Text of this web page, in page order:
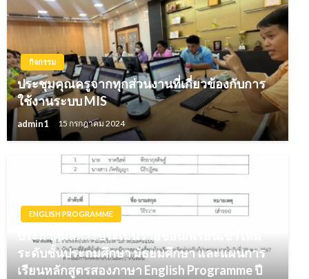
กิจกรรม
ประชุมคุณครูจากทุกส่วนงานที่เกี่ยวข้องกับการ
ใช้งานระบบ MIS
admin1 15 กรกฎาคม 2024
ENGLISH PROGRAMME
ประกาศผลการประเมินรายชื่อนักเรียนเข้าใหม่
ระดับชั้นประถมศึกษา มัธยมศึกษา และแผนการ
เรียนหลักสูตรสองภาษา English Programme ปี